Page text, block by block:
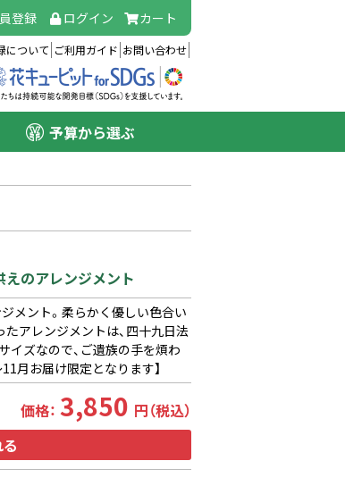
登録 ログイン カート
について ご利用ガイド お問い合わせ
予算から選ぶ
えのアレンジメント
メント。柔らかく優しい色合い
アレンジメントは、四十九日法
イズなので、ご遺族の手を煩わ
月お届け限定となります】
価格： 3,850 円（税込）